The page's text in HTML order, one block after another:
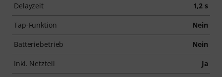
Delayzeit 1,2 s
Tap-Funktion Nein
Batteriebetrieb Nein
Inkl. Netzteil Ja